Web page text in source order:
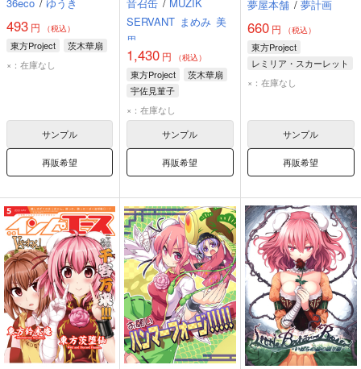
493 円 （税込）
東方Project
茨木華扇
×：在庫なし
サンプル
再販希望
SERVANT まめみ 美
里
1,430 円 （税込）
東方Project
茨木華扇
宇佐見菫子
×：在庫なし
サンプル
再販希望
夢屋本舗 / 夢計画
660円 （税込）
東方Project
レミリア・スカーレット
十六夜咲夜
×：在庫なし
サンプル
再販希望